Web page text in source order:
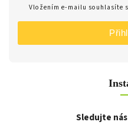
Sledujte
Vložením e-mailu souhlasíte s